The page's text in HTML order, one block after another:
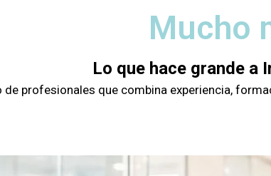
Mucho
Lo que hace grande a
de profesionales que combina experiencia,